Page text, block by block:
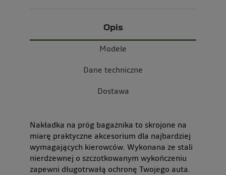
Opis
Modele
Dane techniczne
Dostawa
Nakładka na próg bagażnika to skrojone na
miarę praktyczne akcesorium dla najbardziej
wymagających kierowców. Wykonana ze stali
nierdzewnej o szczotkowanym wykończeniu
zapewni długotrwałą ochronę Twojego auta.